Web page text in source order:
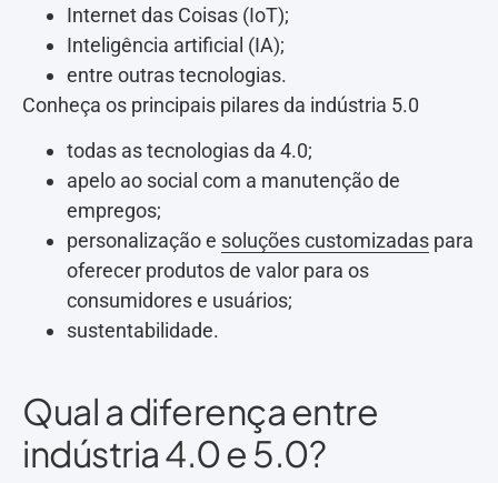
Internet das Coisas (IoT);
Inteligência artificial (IA);
entre outras tecnologias.
Conheça os principais pilares da indústria 5.0
todas as tecnologias da 4.0;
apelo ao social com a manutenção de
empregos;
personalização e soluções customizadas para
oferecer produtos de valor para os
consumidores e usuários;
sustentabilidade.
Qual a diferença entre
indústria 4.0 e 5.0?